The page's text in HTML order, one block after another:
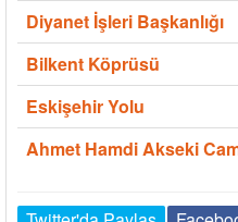
Diyanet İşleri Başkanlığı
Bilkent Köprüsü
Eskişehir Yolu
Ahmet Hamdi Akseki